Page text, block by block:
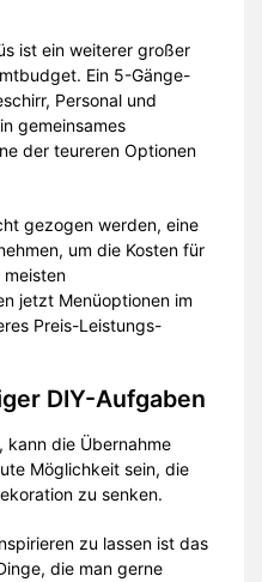
ist ein weiterer großer
Ein 5-Gänge-
Personal und
gemeinsames
der teureren Optionen
gezogen werden, eine
um die Kosten für
meisten
jetzt Menüoptionen im
Preis-Leistungs-
DIY-Aufgaben
kann die Übernahme
Möglichkeit sein, die
zu senken.
zu lassen ist das
die man gerne